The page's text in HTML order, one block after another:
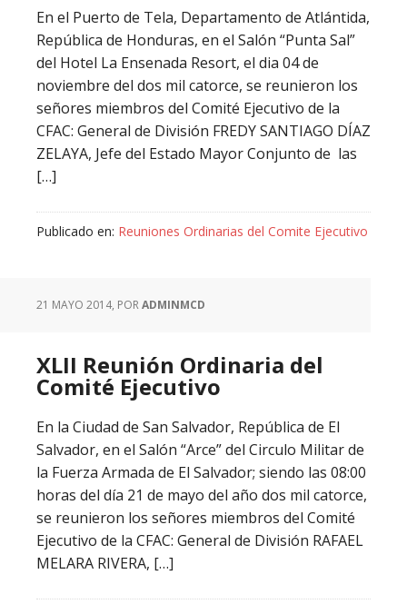
En el Puerto de Tela, Departamento de Atlántida,
República de Honduras, en el Salón “Punta Sal”
del Hotel La Ensenada Resort, el dia 04 de
noviembre del dos mil catorce, se reunieron los
señores miembros del Comité Ejecutivo de la
CFAC: General de División FREDY SANTIAGO DÍAZ
ZELAYA, Jefe del Estado Mayor Conjunto de las
[…]
Publicado en: Reuniones Ordinarias del Comite Ejecutivo
21 MAYO 2014, PORADMINMCD
XLII Reunión Ordinaria del
Comité Ejecutivo
En la Ciudad de San Salvador, República de El
Salvador, en el Salón “Arce” del Circulo Militar de
la Fuerza Armada de El Salvador; siendo las 08:00
horas del día 21 de mayo del año dos mil catorce,
se reunieron los señores miembros del Comité
Ejecutivo de la CFAC: General de División RAFAEL
MELARA RIVERA, […]